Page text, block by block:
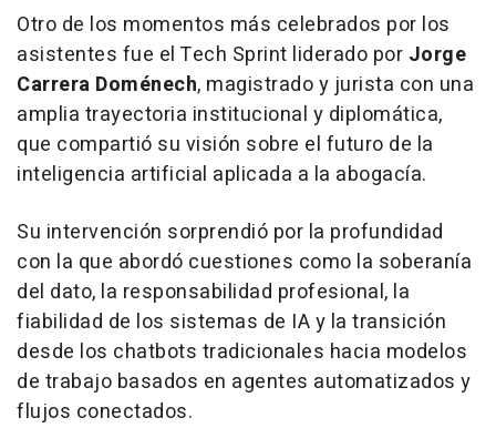
Otro de los momentos más celebrados por los
asistentes fue el Tech Sprint liderado por Jorge
Carrera Doménech, magistrado y jurista con una
amplia trayectoria institucional y diplomática,
que compartió su visión sobre el futuro de la
inteligencia artificial aplicada a la abogacía.
Su intervención sorprendió por la profundidad
con la que abordó cuestiones como la soberanía
del dato, la responsabilidad profesional, la
fiabilidad de los sistemas de IA y la transición
desde los chatbots tradicionales hacia modelos
de trabajo basados en agentes automatizados y
flujos conectados.